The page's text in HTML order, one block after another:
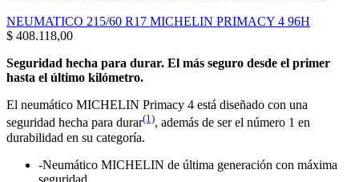
NEUMATICO 215/60 R17 MICHELIN PRIMACY 4 96H
$ 408.118,00
Seguridad hecha para durar. El más seguro desde el primer
hasta el último kilómetro.
El neumático MICHELIN Primacy 4 está diseñado con una
seguridad hecha para durar(1), además de ser el número 1 en
durabilidad en su categoría.
-Neumático MICHELIN de última generación con máxima
seguridad